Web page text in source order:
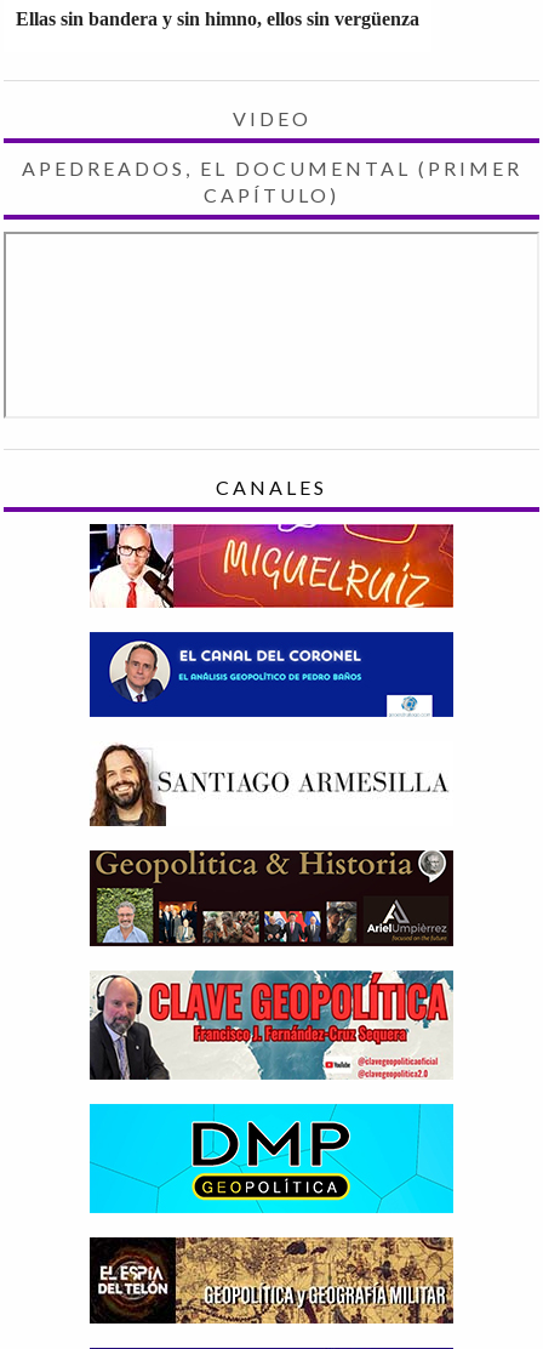
Ellas sin bandera y sin himno, ellos sin vergüenza
VIDEO
APEDREADOS, EL DOCUMENTAL (PRIMER
CAPÍTULO)
CANALES